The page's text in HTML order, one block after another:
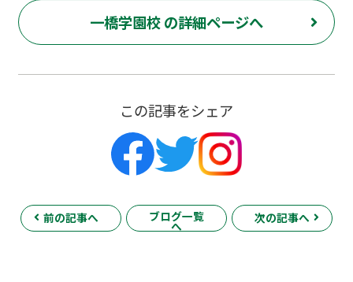
一橋学園校 の詳細ページへ
この記事をシェア
前の記事へ ブログ一覧
へ
次の記事へ